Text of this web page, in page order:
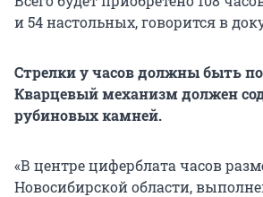
и 54 настольных, говорится в
Стрелки у часов должны быть
Кварцевый механизм должен
рубиновых камней.
«В центре циферблата часов
Новосибирской области,